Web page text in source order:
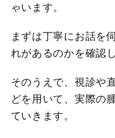
ゃいます。
まずは丁寧にお話を
れがあるのかを確認
そのうえで、視診や
どを用いて、実際の
ていきます。